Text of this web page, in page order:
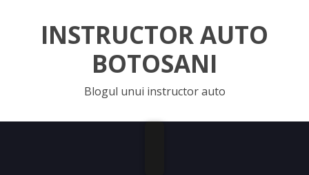
INSTRUCTOR AUTO
BOTOSANI
Blogul unui instructor auto